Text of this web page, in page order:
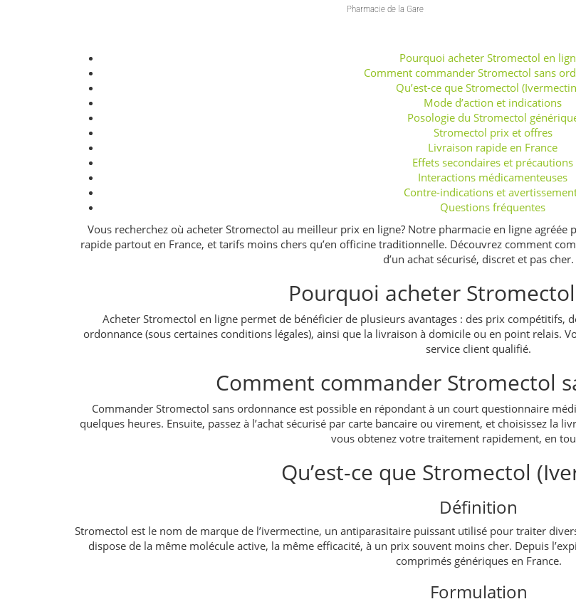
Pourquoi acheter Stromectol en
Comment commander Stromectol sans
Qu’est-ce que Stromectol
Mode d’action et indications
Posologie du Stromectol
Stromectol prix et offres
Livraison rapide en France
Effets secondaires et précautions
Interactions médicamenteuses
Contre-indications et
Questions fréquentes
Vous recherchez où acheter Stromectol au meilleur prix en ligne? Notre pharmacie en ligne
rapide partout en France, et tarifs moins chers qu’en officine traditionnelle. Découvrez comment
d’un achat sécurisé, discret et pas cher.
Pourquoi acheter
Acheter Stromectol en ligne permet de bénéficier de plusieurs avantages : des prix compétitifs,
ordonnance (sous certaines conditions légales), ainsi que la livraison à domicile ou en point relais.
service client qualifié.
Comment commander Stromectol
Commander Stromectol sans ordonnance est possible en répondant à un court questionnaire
quelques heures. Ensuite, passez à l’achat sécurisé par carte bancaire ou virement, et choisissez la
vous obtenez votre traitement rapidement, en
Qu’est-ce que Stromectol
Définition
Stromectol est le nom de marque de l’ivermectine, un antiparasitaire puissant utilisé pour traiter
dispose de la même molécule active, la même efficacité, à un prix souvent moins cher. Depuis
comprimés génériques en France.
Formulation